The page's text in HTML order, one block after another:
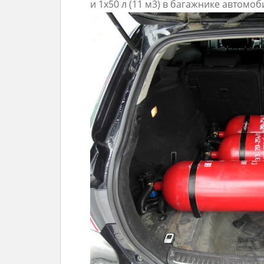
и 1х50 л (11 м3) в багажнике